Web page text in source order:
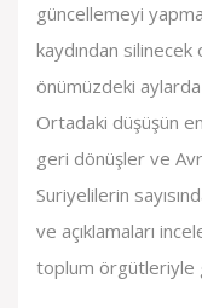
güncellemeyi
kaydından silinecek
önümüzdeki
Ortadaki düşüşün
geri dönüşler ve
Suriyelilerin
ve açıklamaları
toplum örgütleriyle